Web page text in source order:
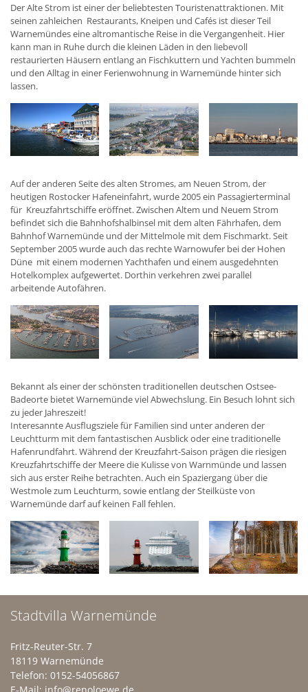
Der Alte Strom ist einer der beliebtesten Touristenattraktionen. Mit
seinen zahleichen Restaurants, Kneipen und Cafés ist dieser Teil
Warnemündes eine altromantische Reise in die Vergangenheit. Hier
kann man in Ruhe durch die kleinen Läden in den liebevoll
restaurierten Häusern entlang an Fischkuttern und Yachten bummeln
und den Alltag in einer Ferienwohnung in Warnemünde hinter sich
lassen.
Auf der anderen Seite des alten Stromes, am Neuen Strom, der
heutigen Rostocker Hafeneinfahrt, wurde 2005 ein Passagierterminal
für Kreuzfahrtschiffe eröffnet. Zwischen Altem und Neuem Strom
befindet sich die Bahnhofshalbinsel mit dem alten Fährhafen, dem
Bahnhof Warnemünde und der Mittelmole mit dem Fischmarkt. Seit
September 2005 wurde auch das rechte Warnowufer bei der Hohen
Düne mit einem modernen Yachthafen und einem ausgedehnten
Hotelkomplex aufgewertet. Dorthin verkehren zwei parallel
arbeitende Autofähren.
Bekannt als einer der schönsten traditionellen deutschen Ostsee-
Badeorte bietet Warnemünde viel Abwechslung. Ein Besuch lohnt sich
zu jeder Jahreszeit!
Interesannte Ausflugsziele für Familien sind unter anderen der
Leuchtturm mit dem fantastischen Ausblick oder eine traditionelle
Hafenrundfahrt. Während der Kreuzfahrt-Saison prägen die riesigen
Kreuzfahrtschiffe der Meere die Kulisse von Warnmünde und lassen
sich aus erster Reihe betrachten. Auch ein Spaziergang über die
Westmole zum Leuchturm, sowie entlang der Steilküste von
Warnemünde darf auf keinen Fall fehlen.
Stadtvilla Warnemünde
Fritz-Reuter-Str. 7
18119 Warnemünde
Telefon: 0152-54056867